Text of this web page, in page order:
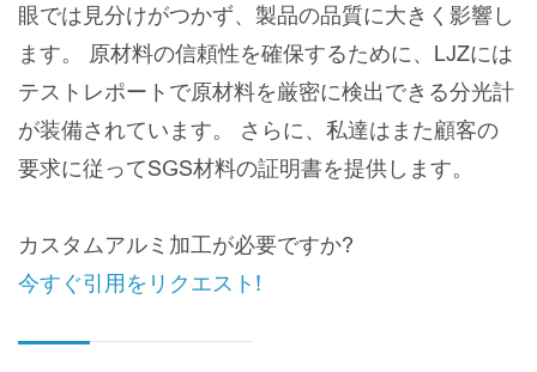
眼では見分けがつかず、製品の品質に大きく影響し
ます。 原材料の信頼性を確保するために、LJZには
テストレポートで原材料を厳密に検出できる分光計
が装備されています。 さらに、私達はまた顧客の
要求に従ってSGS材料の証明書を提供します。
カスタムアルミ加工が必要ですか?
今すぐ引用をリクエスト!